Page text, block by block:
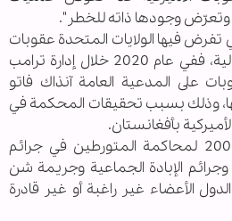
وجودها ذاته للخطر".
تفرض فيها الولايات المتحدة عقوبات
على المحكمة الجنائية الدولية، ففي عام 2020 خلال إدارة ترامب
على المدعية العامة آنذاك فاتو
وذلك بسبب تحقيقات المحكمة في
بأفغانستان.
وتأُسست المحكمة عام 2002 لمحاكمة المتورطين في جرائم
الإبادة الجماعية وجريمة شن
الأعضاء غير راغبة أو غير قادرة